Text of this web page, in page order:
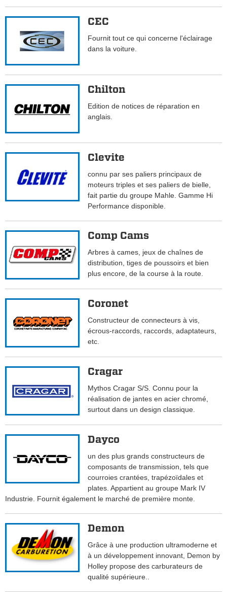
CEC
Fournit tout ce qui concerne l'éclairage
dans la voiture.
Chilton
Edition de notices de réparation en
anglais.
Clevite
connu par ses paliers principaux de
moteurs triples et ses paliers de bielle,
fait partie du groupe Mahle. Gamme Hi
Performance disponible.
Comp Cams
Arbres à cames, jeux de chaînes de
distribution, tiges de poussoirs et bien
plus encore, de la course à la route.
Coronet
Constructeur de connecteurs à vis,
écrous-raccords, raccords, adaptateurs,
etc.
Cragar
Mythos Cragar S/S. Connu pour la
réalisation de jantes en acier chromé,
surtout dans un design classique.
Dayco
un des plus grands constructeurs de
composants de transmission, tels que
courroies crantées, trapézoïdales et
plates. Appartient au groupe Mark IV
Industrie. Fournit également le marché de première monte.
Demon
Grâce à une production ultramoderne et
à un développement innovant, Demon by
Holley propose des carburateurs de
qualité supérieure..